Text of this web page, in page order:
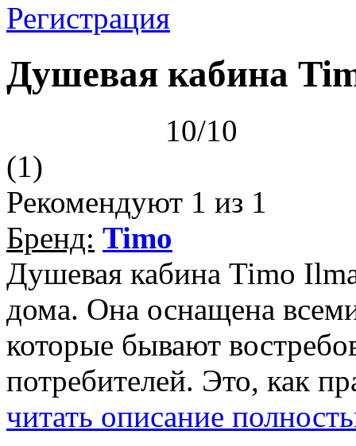
Регистрация
Душевая кабина
10/10
(1)
Рекомендуют 1 из 1
Бренд: Timo
Душевая кабина Timo
дома. Она оснащена
которые бывают
потребителей. Это, как
читать описание